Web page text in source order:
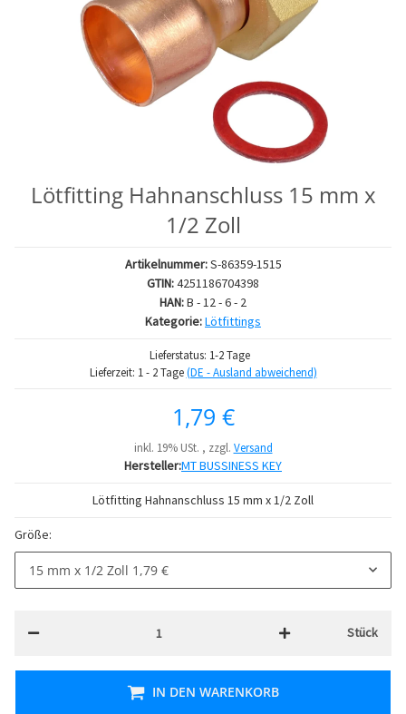
Lötfitting Hahnanschluss 15 mm x
1/2 Zoll
Artikelnummer:S-86359-1515
GTIN:4251186704398
HAN:B - 12 - 6 - 2
Kategorie:Lötfittings
Lieferstatus: 1-2 Tage
Lieferzeit: 1 - 2 Tage(DE - Ausland abweichend)
1,79 €
inkl. 19% USt. , zzgl. Versand
Hersteller:MT BUSSINESS KEY
Lötfitting Hahnanschluss 15 mm x 1/2 Zoll
Größe:
15 mm x 1/2 Zoll 1,79 €
Stück
IN DEN WARENKORB